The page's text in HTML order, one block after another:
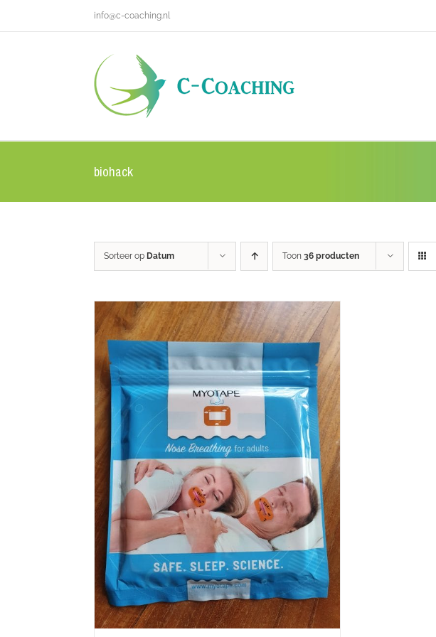
info@c-coaching.nl
biohack
Sorteer op Datum Toon 36 producten